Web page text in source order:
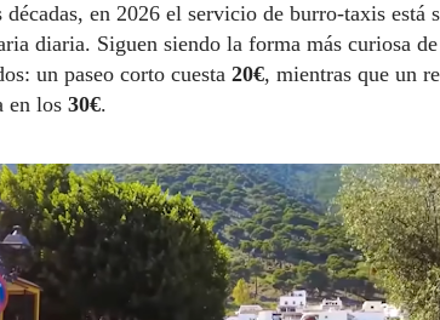
en 2026 el servicio de burro-taxis está
diaria. Siguen siendo la forma más curiosa
un paseo corto cuesta 20€, mientras que un
en los 30€.